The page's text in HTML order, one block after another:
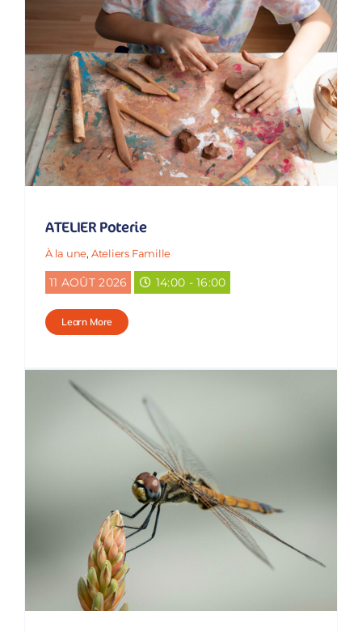
ATELIER Poterie
À la une, Ateliers Famille
11 AOÛT 2026 14:00 - 16:00
Learn More